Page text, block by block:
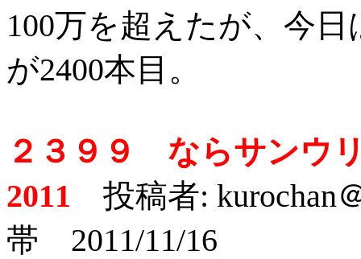
100万を超えたが、今
が2400本目。
２３９９ ならサンウ
2011 投稿者: kurochan
帯 2011/11/16